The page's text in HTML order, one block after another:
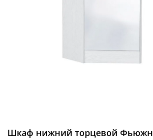
Шкаф нижний торцевой Фьюжн